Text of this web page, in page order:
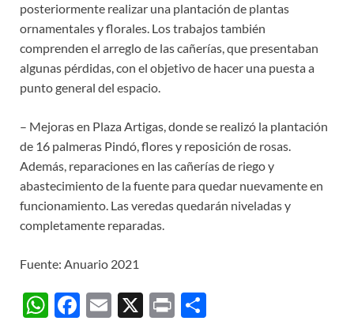
posteriormente realizar una plantación de plantas
ornamentales y florales. Los trabajos también
comprenden el arreglo de las cañerías, que presentaban
algunas pérdidas, con el objetivo de hacer una puesta a
punto general del espacio.
– Mejoras en Plaza Artigas, donde se realizó la plantación
de 16 palmeras Pindó, flores y reposición de rosas.
Además, reparaciones en las cañerías de riego y
abastecimiento de la fuente para quedar nuevamente en
funcionamiento. Las veredas quedarán niveladas y
completamente reparadas.
Fuente: Anuario 2021
W F
E
X
P